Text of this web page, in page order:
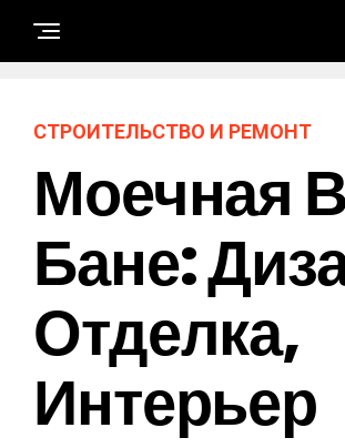
СТРОИТЕЛЬСТВО И РЕМОНТ
Моечная В
Бане:
Отделка,
Интерьер